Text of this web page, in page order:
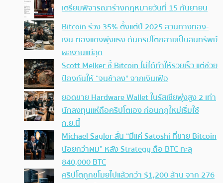
เตรียมพิจารณาร่างกฎหมายวันที่ 15 กันยายน
Bitcoin ร่วง 35% ตั้งแต่ปี 2025 สวนทางทอง-
เงิน-ทองแดงพุ่งแรง ดันคริปโตกลายเป็นสินทรัพย์
ผลงานแย่สุด
Scott Melker ชี้ Bitcoin ไม่ได้ทำให้รวยเร็ว แต่ช่วย
ป้องกันให้ “จนช้าลง” จากเงินเฟ้อ
ยอดขาย Hardware Wallet ในรัสเซียพุ่งสูง 2 เท่า
นักลงทุนแห่ถือคริปโตเอง ก่อนกฎใหม่เริ่มใช้
ก.ย.นี้
Michael Saylor ลั่น “มีแค่ Satoshi ที่ขาย Bitcoin
น้อยกว่าผม” หลัง Strategy ถือ BTC ทะลุ
840,000 BTC
คริปโตถูกขโมยไปแล้วกว่า $1,200 ล้าน จาก 276